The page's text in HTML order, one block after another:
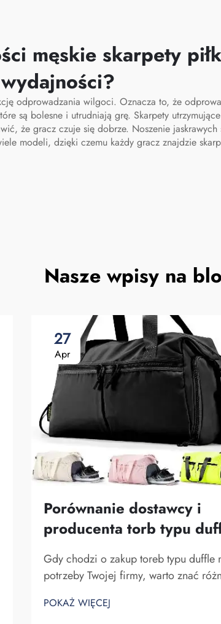
sublimacji,
do piłki nożnej i
koszykówki
plecak
do
męskie skarpety
odprowadzania wilgoci. Oznacza to, że
są bolesne i utrudniają grę. Skarpety
że gracz czuje się dobrze. Noszenie
modeli, dzięki czemu każdy gracz znajdzie
Nasze wpisy na
27
Apr
Porównanie dostawcy i
producenta torb typu
Gdy chodzi o zakup toreb typu duffle
potrzeby Twojej firmy, warto znać
to firmy sprzedające towary, podczas
POKAŻ WIĘCEJ